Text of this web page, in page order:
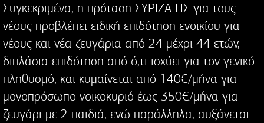
Συγκεκριμένα, η πρόταση ΣΥΡΙΖΑ ΠΣ για τους
νέους προβλέπει ειδική επιδότηση ενοικίου για
νέους και νέα ζευγάρια από 24 μέχρι 44 ετών,
διπλάσια επιδότηση από ό,τι ισχύει για τον γενικό
πληθυσμό, και κυμαίνεται από 140€/μήνα για
μονοπρόσωπο νοικοκυριό έως 350€/μήνα για
ζευγάρι με 2 παιδιά, ενώ παράλληλα, αυξάνεται